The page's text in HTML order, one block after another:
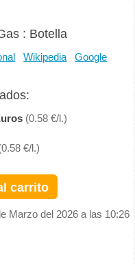
: Botella
Wikipedia Google
(0.58 €/l.)
€/l.)
carrito
Marzo del 2026 a las 10:26